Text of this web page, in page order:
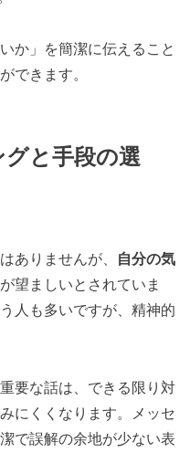
か」を簡潔に伝えること
できます。
と手段の選
ありませんが、
自分の気
が望ましいとされていま
人も多いですが、精神的
要な話は、できる限り対
にくくなります。メッセ
で誤解の余地が少ない表